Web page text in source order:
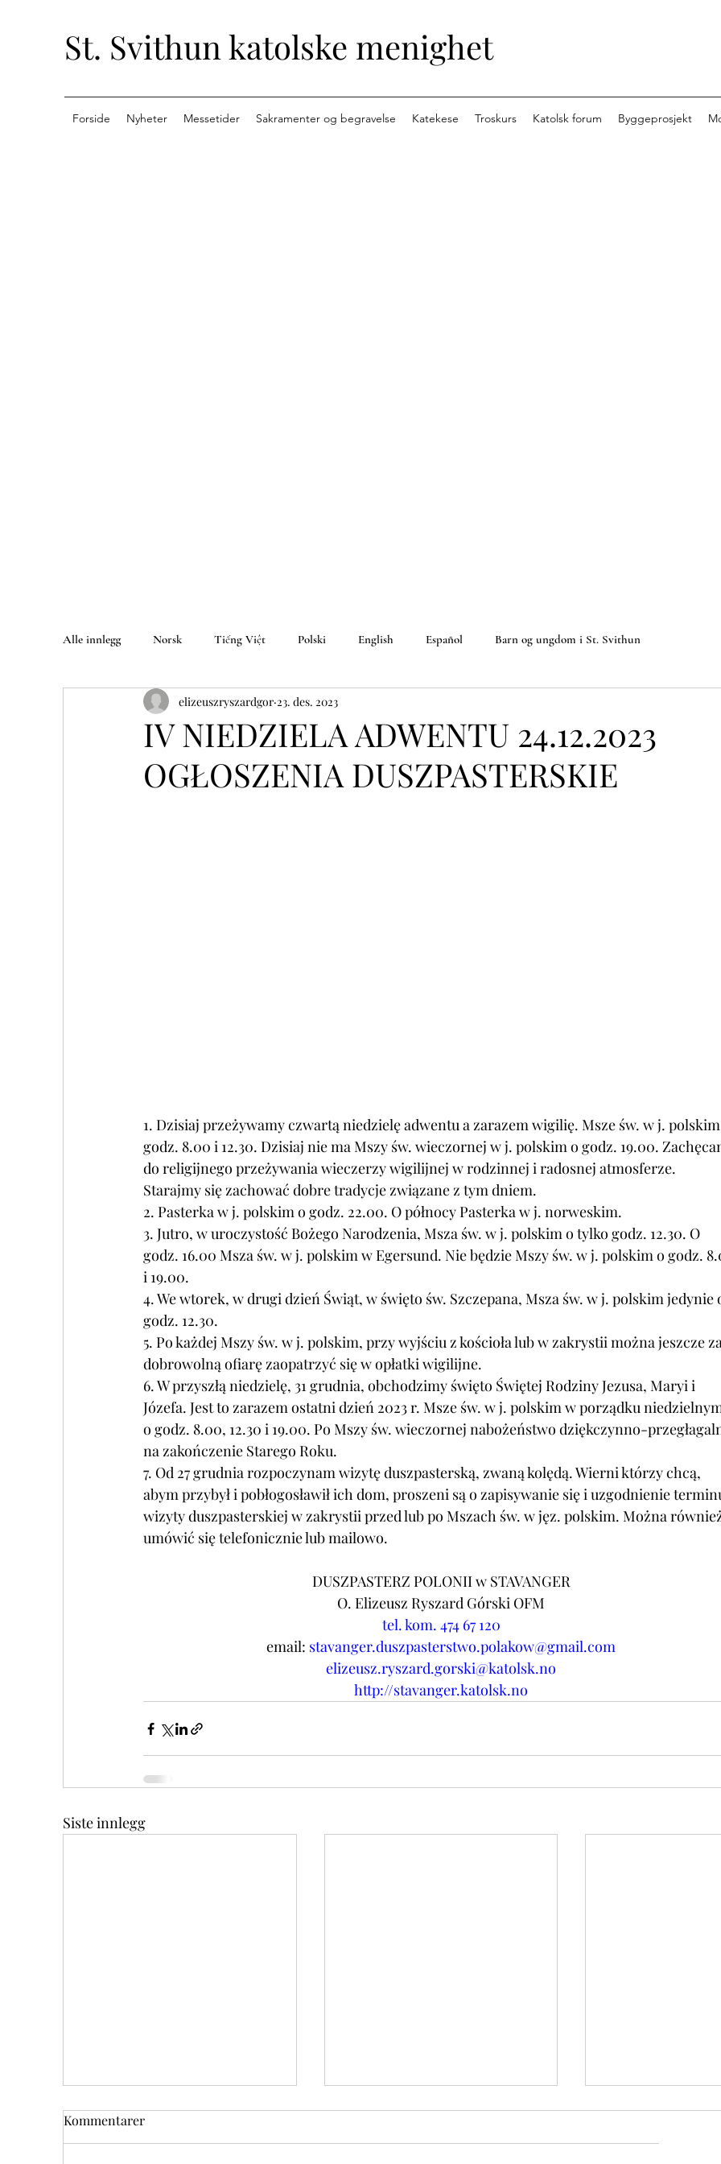
St. Svithun katolske menighet
Forside Nyheter Messetider Sakramenter og begravelse Katekese Troskurs Katolsk forum Byggeprosjekt
Alle innlegg Norsk Tiếng Việt Polski English Español Barn og ungdom i St. Svithun
IV NIEDZIELA ADWENTU 24.12.2023
OGŁOSZENIA DUSZPASTERSKIE
elizeuszryszardgor 23. des. 2023
1. Dzisiaj przeżywamy czwartą niedzielę adwentu a zarazem wigilię. Msze św. w j.
godz. 8.00 i 12.30. Dzisiaj nie ma Mszy św. wieczornej w j. polskim o godz. 19.00.
do religijnego przeżywania wieczerzy wigilijnej w rodzinnej i radosnej atmosferze.
Starajmy się zachować dobre tradycje związane z tym dniem.
2. Pasterka w j. polskim o godz. 22.00. O północy Pasterka w j. norweskim.
3. Jutro, w uroczystość Bożego Narodzenia, Msza św. w j. polskim o tylko godz. 12.30. O
godz. 16.00 Msza św. w j. polskim w Egersund. Nie będzie Mszy św. w j. polskim o godz.
i 19.00.
4. We wtorek, w drugi dzień Świąt, w święto św. Szczepana, Msza św. w j. polskim jedynie
godz. 12.30.
5. Po każdej Mszy św. w j. polskim, przy wyjściu z kościoła lub w zakrystii można jeszcze
dobrowolną ofiarę zaopatrzyć się w opłatki wigilijne.
6. W przyszłą niedzielę, 31 grudnia, obchodzimy święto Świętej Rodziny Jezusa, Maryi i
Józefa. Jest to zarazem ostatni dzień 2023 r. Msze św. w j. polskim w porządku
o godz. 8.00, 12.30 i 19.00. Po Mszy św. wieczornej nabożeństwo dziękczynno-
na zakończenie Starego Roku.
7. Od 27 grudnia rozpoczynam wizytę duszpasterską, zwaną kolędą. Wierni którzy chcą,
abym przybył i pobłogosławił ich dom, proszeni są o zapisywanie się i uzgodnienie
wizyty duszpasterskiej w zakrystii przed lub po Mszach św. w jęz. polskim. Można
umówić się telefonicznie lub mailowo.
DUSZPASTERZ POLONII w STAVANGER
O. Elizeusz Ryszard Górski OFM
tel. kom. 474 67 120
email: stavanger.duszpasterstwo.polakow@gmail.com
elizeusz.ryszard.gorski@katolsk.no
http://stavanger.katolsk.no
Siste innlegg
Kommentarer